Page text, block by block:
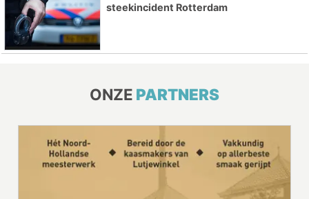
steekincident Rotterdam
ONZE PARTNERS